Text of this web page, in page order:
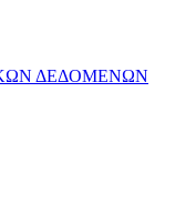
ΔΕΔΟΜΕΝΩΝ